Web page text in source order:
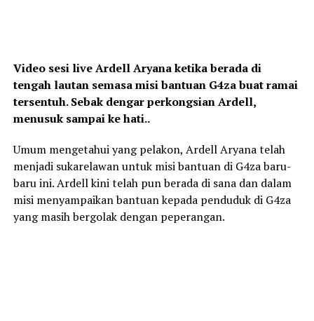
Video sesi live Ardell Aryana ketika berada di
tengah lautan semasa misi bantuan G4za buat ramai
tersentuh. Sebak dengar perkongsian Ardell,
menusuk sampai ke hati..
Umum mengetahui yang pelakon, Ardell Aryana telah
menjadi sukarelawan untuk misi bantuan di G4za baru-
baru ini. Ardell kini telah pun berada di sana dan dalam
misi menyampaikan bantuan kepada penduduk di G4za
yang masih bergolak dengan peperangan.